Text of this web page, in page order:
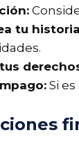
tu
Si